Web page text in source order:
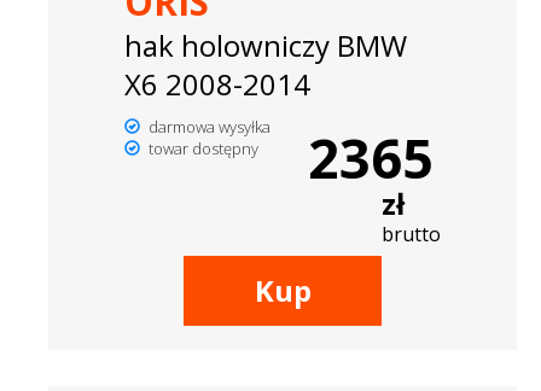
hak holowniczy BMW
X6 2008-2014
darmowa wysyłka
towar dostępny
2365
zł
brutto
Kup